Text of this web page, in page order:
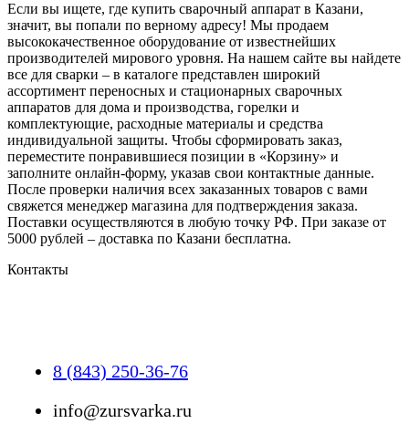
Если вы ищете, где купить сварочный аппарат в Казани,
значит, вы попали по верному адресу! Мы продаем
высококачественное оборудование от известнейших
производителей мирового уровня. На нашем сайте вы найдете
все для сварки – в каталоге представлен широкий
ассортимент переносных и стационарных сварочных
аппаратов для дома и производства, горелки и
комплектующие, расходные материалы и средства
индивидуальной защиты. Чтобы сформировать заказ,
переместите понравившиеся позиции в «Корзину» и
заполните онлайн-форму, указав свои контактные данные.
После проверки наличия всех заказанных товаров с вами
свяжется менеджер магазина для подтверждения заказа.
Поставки осуществляются в любую точку РФ. При заказе от
5000 рублей – доставка по Казани бесплатна.
Контакты
8 (843) 250-36-76
info@zursvarka.ru